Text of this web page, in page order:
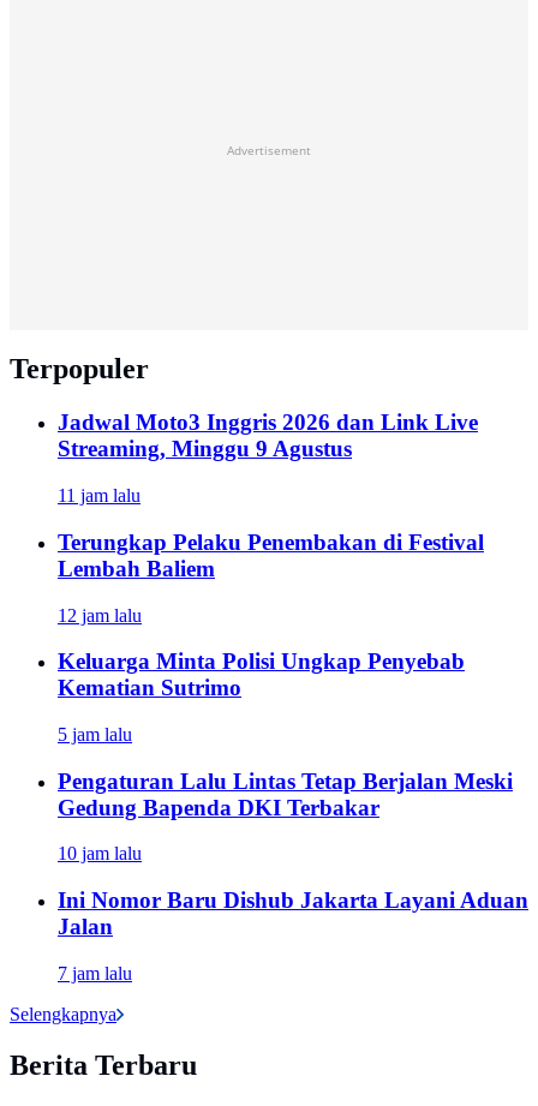
Advertisement
Terpopuler
Jadwal Moto3 Inggris 2026 dan Link Live
Streaming, Minggu 9 Agustus
11 jam lalu
Terungkap Pelaku Penembakan di Festival
Lembah Baliem
12 jam lalu
Keluarga Minta Polisi Ungkap Penyebab
Kematian Sutrimo
5 jam lalu
Pengaturan Lalu Lintas Tetap Berjalan Meski
Gedung Bapenda DKI Terbakar
10 jam lalu
Ini Nomor Baru Dishub Jakarta Layani Aduan
Jalan
7 jam lalu
Selengkapnya
Berita Terbaru